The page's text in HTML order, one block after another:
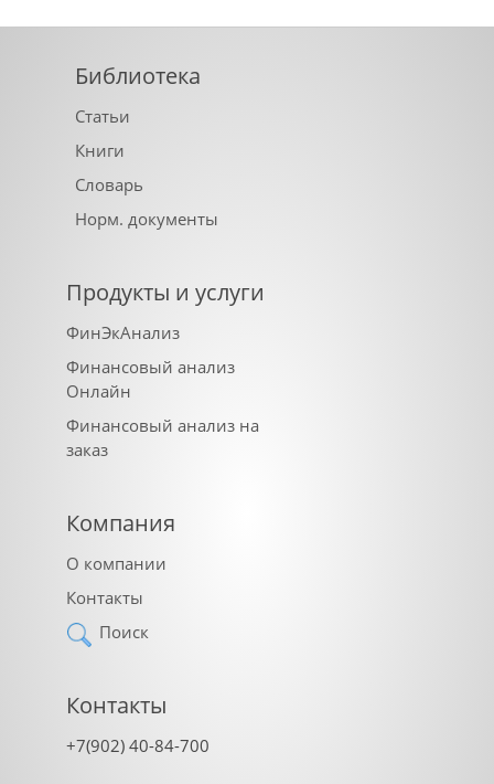
Библиотека
Статьи
Книги
Словарь
Норм. документы
Продукты и услуги
ФинЭкАнализ
Финансовый анализ
Онлайн
Финансовый анализ на
заказ
Компания
О компании
Контакты
Поиск
Контакты
+7(902) 40-84-700